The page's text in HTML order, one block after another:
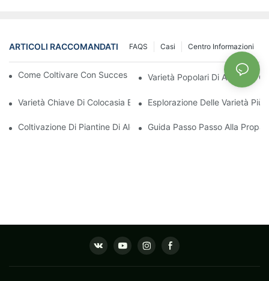
ARTICOLI RACCOMANDATI Centro Informazioni
Casi
FAQS
Come Coltivare Con Successo Piantine Di Aglaonema Forti
Varietà Popolari Di Alocasia:
Varietà Chiave Di Colocasia E Le Loro Esigenze Di Crescita
Esplorazione Delle Varietà
Coltivazione Di Piantine Di Alocasia: Le Migliori Pratiche Per
Guida Passo Passo Alla